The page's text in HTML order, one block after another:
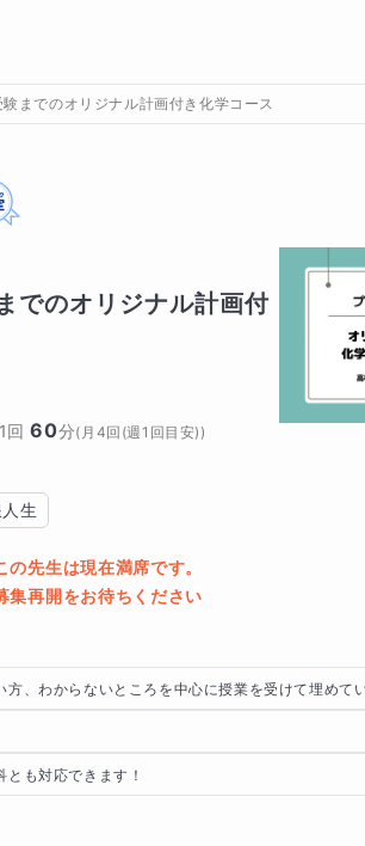
験までのオリジナル計画付き化学コース
でのオリジナル計画付
1回 60分( 月4回(週1回目安) )
生
の先生は現在満席です。
集再開をお待ちください
、わからないところを中心に授業を受けて埋めて
も対応できます！